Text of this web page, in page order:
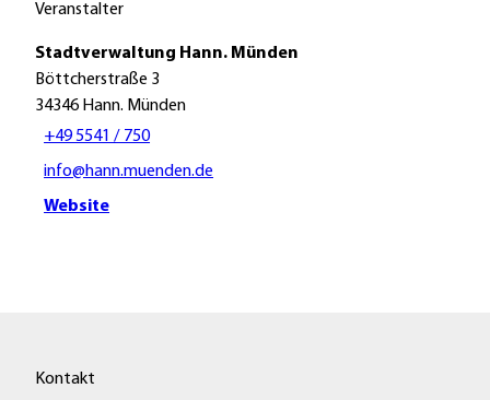
Veranstalter
Stadtverwaltung Hann. Münden
Böttcherstraße 3
34346 Hann. Münden
+49 5541 / 750
info@hann.muenden.de
Website
Kontakt